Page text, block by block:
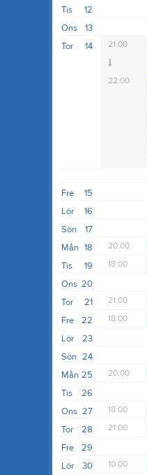
12
Tis
13
Ons
14
Tor 21:00
22:00
15
Fre
16
Lör
17
Sön
18
Mån 20:00
19
Tis 18:00
21:00
20
Ons
21
Tor 21:00
22
Fre 18:00
23
Lör
24
Sön
25
Mån 20:00
21:30
26
Tis
27
Ons 18:00
28
Tor 21:00
22:00
29
Fre
30
Lör 10:00